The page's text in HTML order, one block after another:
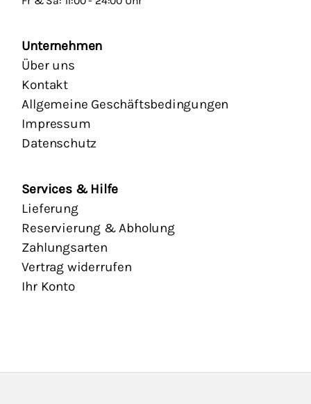
Unternehmen
Über uns
Kontakt
Allgemeine Geschäftsbedingungen
Impressum
Datenschutz
Services & Hilfe
Lieferung
Reservierung & Abholung
Zahlungsarten
Vertrag widerrufen
Ihr Konto